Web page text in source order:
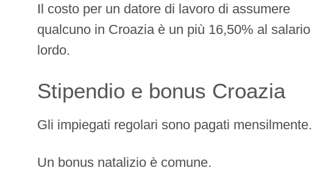
Il costo per un datore di lavoro di assumere
qualcuno in Croazia è un più 16,50% al salario
lordo.
Stipendio e bonus Croazia
Gli impiegati regolari sono pagati mensilmente.
Un bonus natalizio è comune.